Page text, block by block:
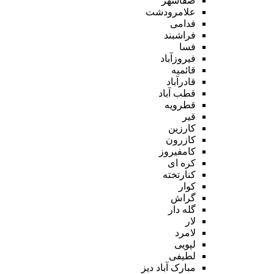
علامرودشت
فدامی
فراشبند
فسا
فیروزآباد
قائمیه
قادرآباد
قطب آباد
قطرویه
قیر
کارزین
کازرون
کامفیروز
کره ای
کنارتخته
کوار
گراش
گله دار
لار
لامرد
لپویی
لطیفی
مبارک آباد دیز